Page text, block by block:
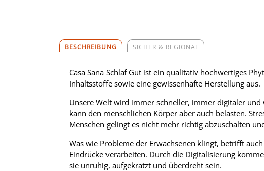
BESCHREIBUNG SICHER & REGIONAL
Casa Sana Schlaf Gut ist ein qualitativ hochwertiges
Inhaltsstoffe sowie eine gewissenhafte Herstellung aus.
Unsere Welt wird immer schneller, immer digitaler
kann den menschlichen Körper aber auch belasten.
Menschen gelingt es nicht mehr richtig abzuschalten
Was wie Probleme der Erwachsenen klingt, betrifft
Eindrücke verarbeiten. Durch die Digitalisierung
sie unruhig, aufgekratzt und überdreht sein.